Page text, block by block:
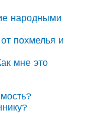
народными
похмелья и
мне это